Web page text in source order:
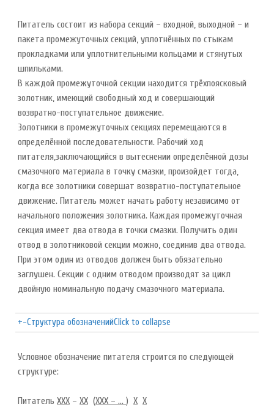
Питатель состоит из набора секций – входной, выходной – и
пакета промежуточных секций, уплотнённых по стыкам
прокладками или уплотнительными кольцами и стянутых
шпильками.
В каждой промежуточной секции находится трёхпоясковый
золотник, имеющий свободный ход и совершающий
возвратно-поступательное движение.
Золотники в промежуточных секциях перемещаются в
определённой последовательности. Рабочий ход
питателя,заключающийся в вытеснении определённой дозы
смазочного материала в точку смазки, произойдет тогда,
когда все золотники совершат возвратно-поступательное
движение. Питатель может начать работу независимо от
начального положения золотника. Каждая промежуточная
секция имеет два отвода в точки смазки. Получить один
отвод в золотниковой секции можно, соединив два отвода.
При этом один из отводов должен быть обязательно
заглушен. Секции с одним отводом производят за цикл
двойную номинальную подачу смазочного материала.
+-Структура обозначенийClick to collapse
Условное обозначение питателя строится по следующей
структуре:
Питатель ХХХ – ХХ (ХХХ – ... ) Х Х